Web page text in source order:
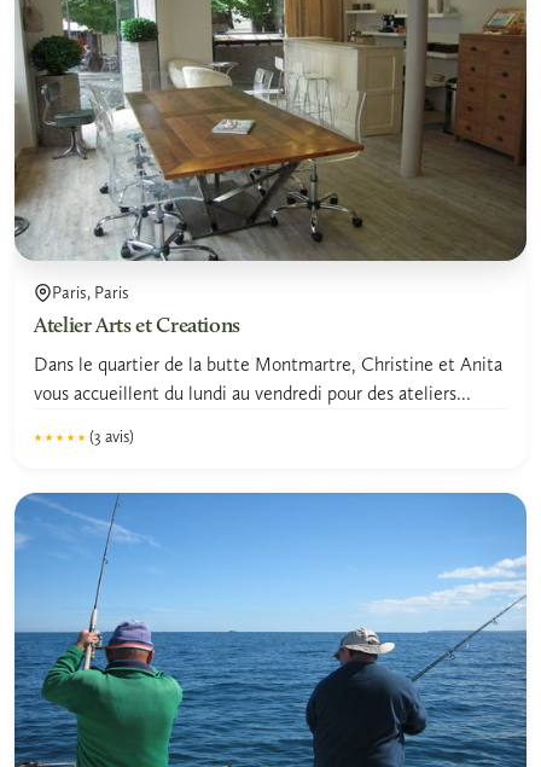
Paris, Paris
Atelier Arts et Creations
Dans le quartier de la butte Montmartre, Christine et Anita
vous accueillent du lundi au vendredi pour des ateliers...
★★★★★
★★★★★ (3 avis)